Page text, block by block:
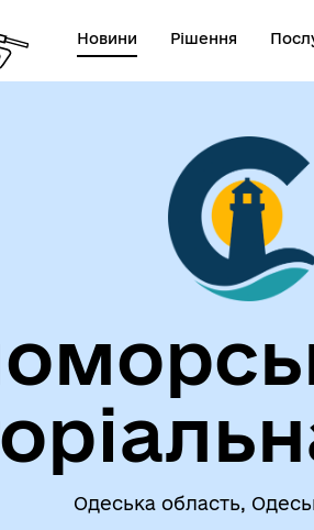
Новини Рішення
Одеська область,